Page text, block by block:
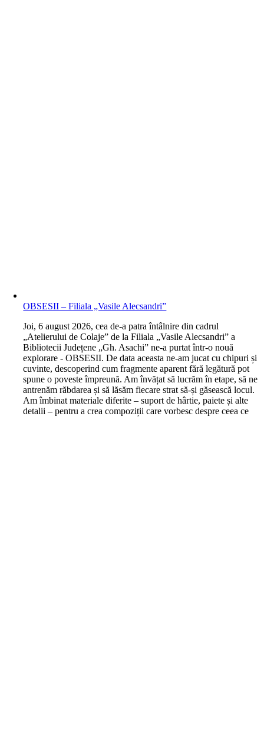
OBSESII – Filiala „Vasile Alecsandri”
Joi, 6 august 2026, cea de-a patra întâlnire din cadrul
„Atelierului de Colaje” de la Filiala „Vasile Alecsandri” a
Bibliotecii Județene „Gh. Asachi” ne-a purtat într-o nouă
explorare - OBSESII. De data aceasta ne-am jucat cu chipuri și
cuvinte, descoperind cum fragmente aparent fără legătură pot
spune o poveste împreună. Am învățat să lucrăm în etape, să ne
antrenăm răbdarea și să lăsăm fiecare strat să-și găsească locul.
Am îmbinat materiale diferite – suport de hârtie, paiete și alte
detalii – pentru a crea compoziții care vorbesc despre ceea ce